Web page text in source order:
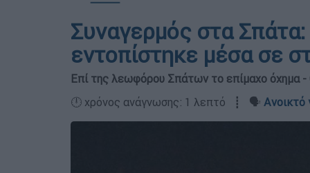
Συναγερμός στα
εντοπίστηκε μέσα σε
Επί της λεωφόρου Σπάτων το επίμαχο όχημα
🕛 χρόνος ανάγνωσης: 1 λεπτό ┋ 🗣️ Ανοικτό